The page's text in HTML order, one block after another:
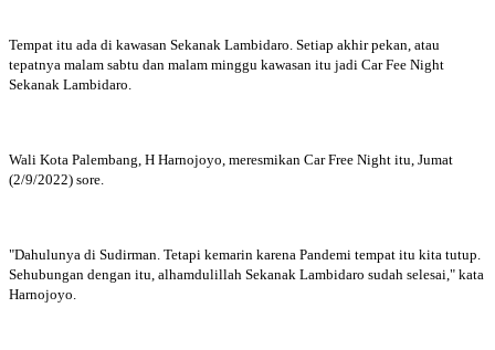
Tempat itu ada di kawasan Sekanak Lambidaro. Setiap akhir pekan, atau
tepatnya malam sabtu dan malam minggu kawasan itu jadi Car Fee Night
Sekanak Lambidaro.
Wali Kota Palembang, H Harnojoyo, meresmikan Car Free Night itu, Jumat
(2/9/2022) sore.
"Dahulunya di Sudirman. Tetapi kemarin karena Pandemi tempat itu kita tutup.
Sehubungan dengan itu, alhamdulillah Sekanak Lambidaro sudah selesai," kata
Harnojoyo.